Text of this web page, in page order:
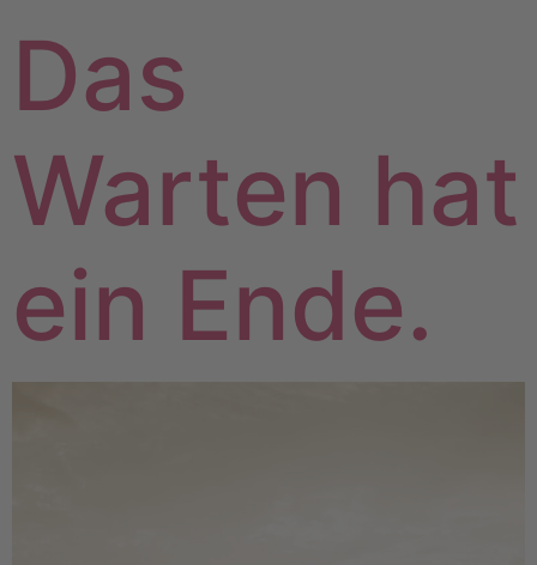
Das
Warten hat
ein Ende.